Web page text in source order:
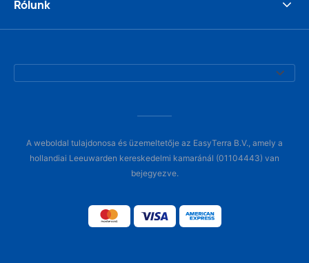
Rólunk
A weboldal tulajdonosa és üzemeltetője az EasyTerra B.V., amely a
hollandiai Leeuwarden kereskedelmi kamaránál (01104443) van
bejegyezve.